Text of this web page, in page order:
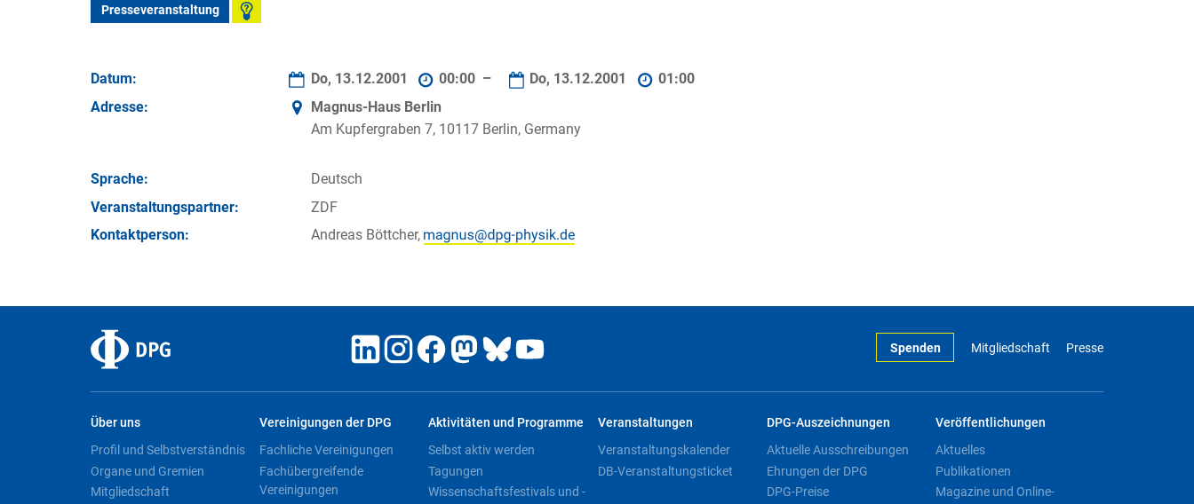
Presseveranstaltung
Datum: Do, 13.12.2001 00:00 – Do, 13.12.2001
01:00
Adresse:
Magnus-Haus Berlin
Am Kupfergraben 7, 10117 Berlin, Germany
Sprache:
Deutsch
Veran­staltungs­partner:
ZDF
Kontakt­person:
Andreas Böttcher,
Spenden Mitgliedschaft Presse
Über uns
Profil und Selbstverständnis
Organe und Gremien
Mitgliedschaft
Vereinigungen der DPG
Fachliche Vereinigungen
Fachübergreifende
Vereinigungen
Aktivitäten und Programme
Selbst aktiv werden
Tagungen
Wissenschaftsfestivals und -
Veranstaltungen
Veranstaltungskalender
DB-Veranstaltungsticket
DPG-Auszeichnungen
Aktuelle Ausschreibungen
Ehrungen der DPG
DPG-Preise
Veröffentlichungen
Aktuelles
Publikationen
Magazine und Online-